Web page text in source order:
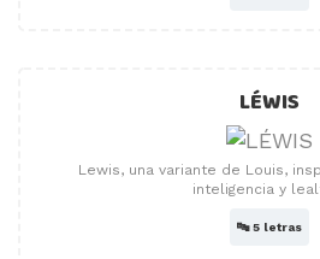
LÉWIS
Lewis, una variante de Louis,
inteligencia y
🔤5 letras